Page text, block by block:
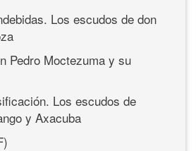
Los escudos de don
Pedro Moctezuma y su
Los escudos de
y Axacuba